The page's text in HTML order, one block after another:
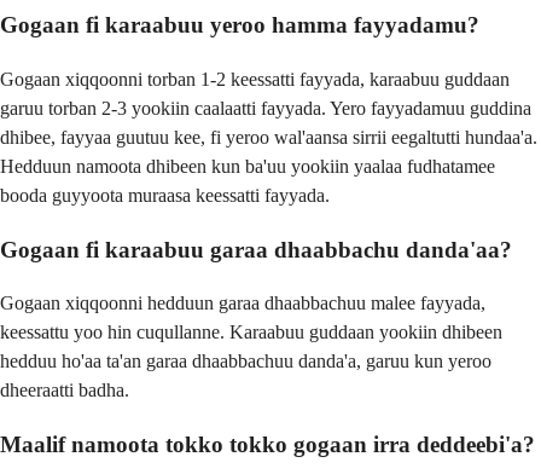
Gogaan fi karaabuu yeroo hamma fayyadamu?
Gogaan xiqqoonni torban 1-2 keessatti fayyada, karaabuu guddaan
garuu torban 2-3 yookiin caalaatti fayyada. Yero fayyadamuu guddina
dhibee, fayyaa guutuu kee, fi yeroo wal'aansa sirrii eegaltutti hundaa'a.
Hedduun namoota dhibeen kun ba'uu yookiin yaalaa fudhatamee
booda guyyoota muraasa keessatti fayyada.
Gogaan fi karaabuu garaa dhaabbachu danda'aa?
Gogaan xiqqoonni hedduun garaa dhaabbachuu malee fayyada,
keessattu yoo hin cuqullanne. Karaabuu guddaan yookiin dhibeen
hedduu ho'aa ta'an garaa dhaabbachuu danda'a, garuu kun yeroo
dheeraatti badha.
Maalif namoota tokko tokko gogaan irra deddeebi'a?